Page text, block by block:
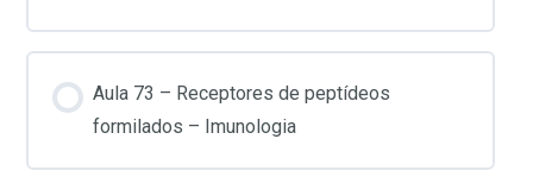
Aula 73 – Receptores de peptídeos
formilados – Imunologia